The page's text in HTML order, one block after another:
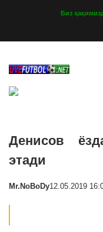
Биз
Денисов
этади
Mr.NoBoDy12.05.2019